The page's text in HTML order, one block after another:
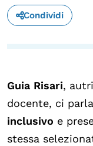
OLTRE LA
Under25
Classici del
Master e
Condividi
Guia Risari,
docente, ci
inclusivo e
stessa